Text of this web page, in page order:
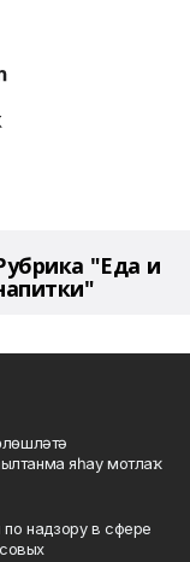
"Еда и
яһау мотлаҡ.
надзору в сфере